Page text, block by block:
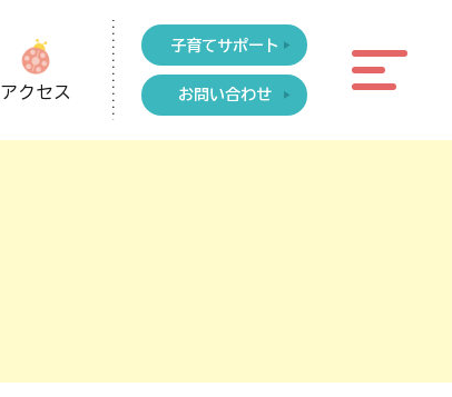
アクセス
子育てサポート
お問い合わせ